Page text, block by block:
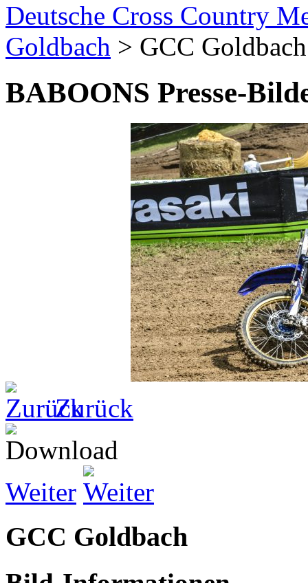
Deutsche Cross Country
Goldbach > GCC Goldbach
BABOONS Presse-
Zurück
Weiter
GCC Goldbach